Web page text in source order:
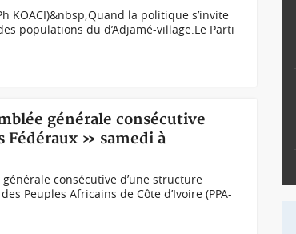
KOACI)&nbsp;Quand la politique s’invite
populations du d’Adjamé-village.Le Parti
générale consécutive
» samedi à
consécutive d’une structure
Peuples Africains de Côte d’Ivoire (PPA-